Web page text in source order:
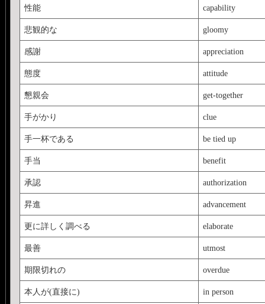
性能 capability
悲観的な gloomy
感謝 appreciation
態度 attitude
懇親会 get-together
手がかり clue
手一杯である be tied up
手当 benefit
承認 authorization
昇進 advancement
更に詳しく調べる elaborate
最善 utmost
期限切れの overdue
本人が(直接に) in person